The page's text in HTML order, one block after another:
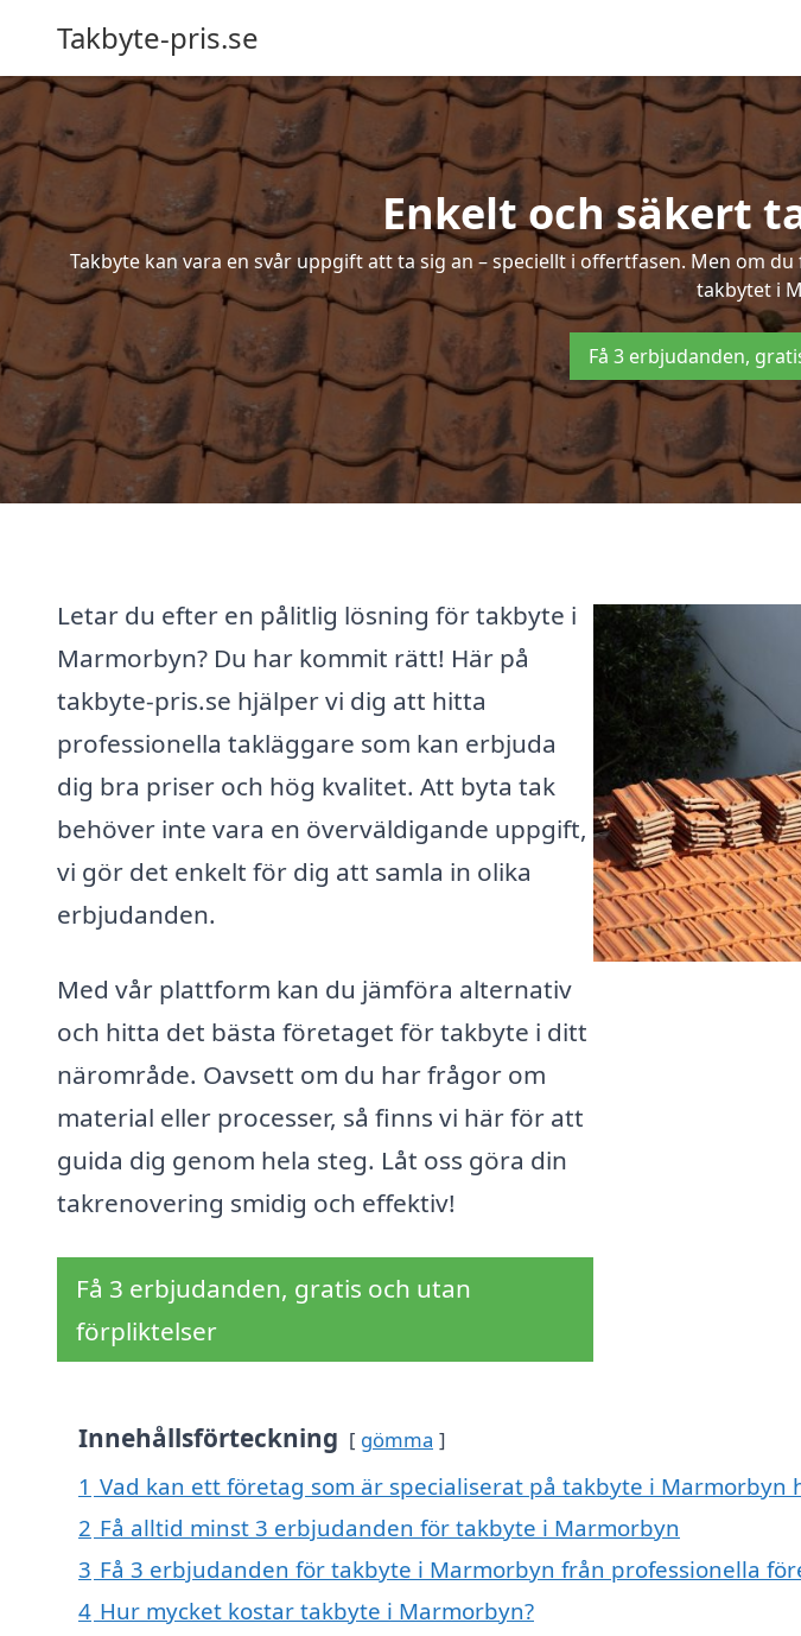
Takbyte-pris.se
Enkelt och säkert
Takbyte kan vara en svår uppgift att ta sig an – speciellt i offertfasen. Men om
takbytet i
Få 3 erbjudanden,
Letar du efter en pålitlig lösning för takbyte i
Marmorbyn? Du har kommit rätt! Här på
takbyte-pris.se hjälper vi dig att hitta
professionella takläggare som kan erbjuda
dig bra priser och hög kvalitet. Att byta tak
behöver inte vara en överväldigande uppgift,
vi gör det enkelt för dig att samla in olika
erbjudanden.
Med vår plattform kan du jämföra alternativ
och hitta det bästa företaget för takbyte i ditt
närområde. Oavsett om du har frågor om
material eller processer, så finns vi här för att
guida dig genom hela steg. Låt oss göra din
takrenovering smidig och effektiv!
Få 3 erbjudanden, gratis och utan
förpliktelser
Innehållsförteckning gömma
1 Vad kan ett företag som är specialiserat på takbyte i Marmorbyn
2 Få alltid minst 3 erbjudanden för takbyte i Marmorbyn
3 Få 3 erbjudanden för takbyte i Marmorbyn från professionella
4 Hur mycket kostar takbyte i Marmorbyn?